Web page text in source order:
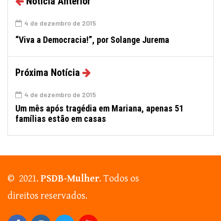
4 de dezembro de 2015
“Viva a Democracia!”, por Solange Jurema
Próxima Notícia
4 de dezembro de 2015
Um mês após tragédia em Mariana, apenas 51
famílias estão em casas
© 2021.PSDB-Mulher. Todos os
direitos reservados.